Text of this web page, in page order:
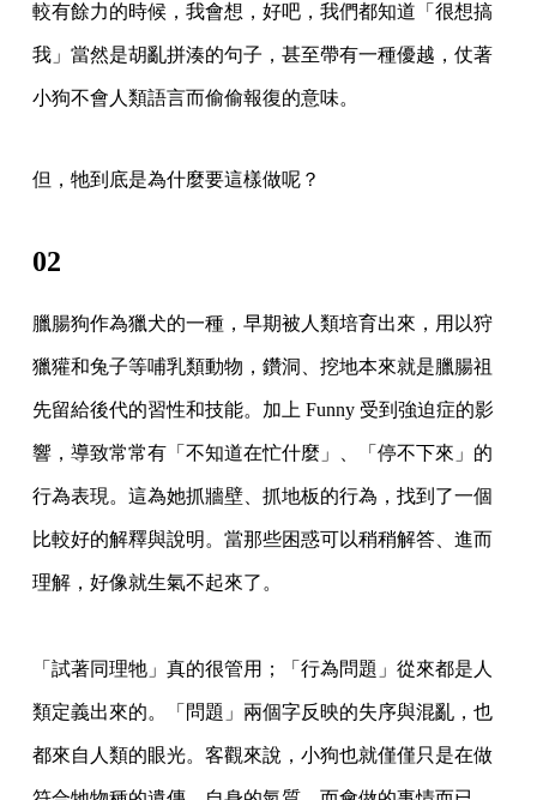
較有餘力的時候，我會想，好吧，我們都知道「很想搞
我」當然是胡亂拼湊的句子，甚至帶有一種優越，仗著
小狗不會人類語言而偷偷報復的意味。
但，牠到底是為什麼要這樣做呢？
02
臘腸狗作為獵犬的一種，早期被人類培育出來，用以狩
獵獾和兔子等哺乳類動物，鑽洞、挖地本來就是臘腸祖
先留給後代的習性和技能。加上 Funny 受到強迫症的影
響，導致常常有「不知道在忙什麼」、「停不下來」的
行為表現。這為她抓牆壁、抓地板的行為，找到了一個
比較好的解釋與說明。當那些困惑可以稍稍解答、進而
理解，好像就生氣不起來了。
「試著同理牠」真的很管用；「行為問題」從來都是人
類定義出來的。「問題」兩個字反映的失序與混亂，也
都來自人類的眼光。客觀來說，小狗也就僅僅只是在做